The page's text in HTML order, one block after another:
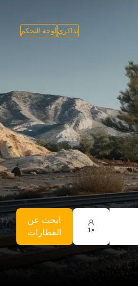
تذاكري لوحة التحكم
×
1
ابحث عن
القطارات